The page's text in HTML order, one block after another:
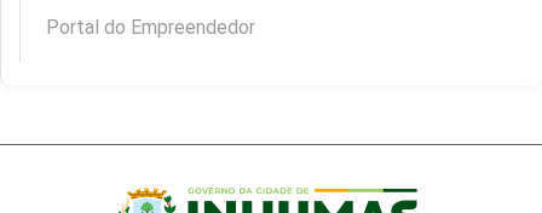
Portal do Empreendedor